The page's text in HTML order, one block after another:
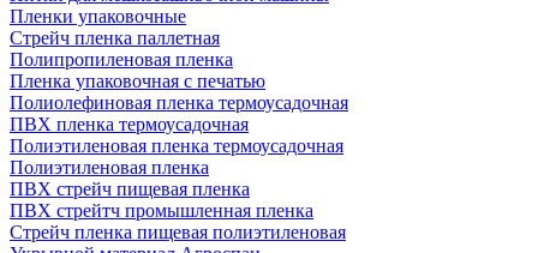
Пленки упаковочные
Стрейч пленка паллетная
Полипропиленовая пленка
Пленка упаковочная с печатью
Полиолефиновая пленка термоусадочная
ПВХ пленка термоусадочная
Полиэтиленовая пленка термоусадочная
Полиэтиленовая пленка
ПВХ стрейч пищевая пленка
ПВХ стрейтч промышленная пленка
Стрейч пленка пищевая полиэтиленовая